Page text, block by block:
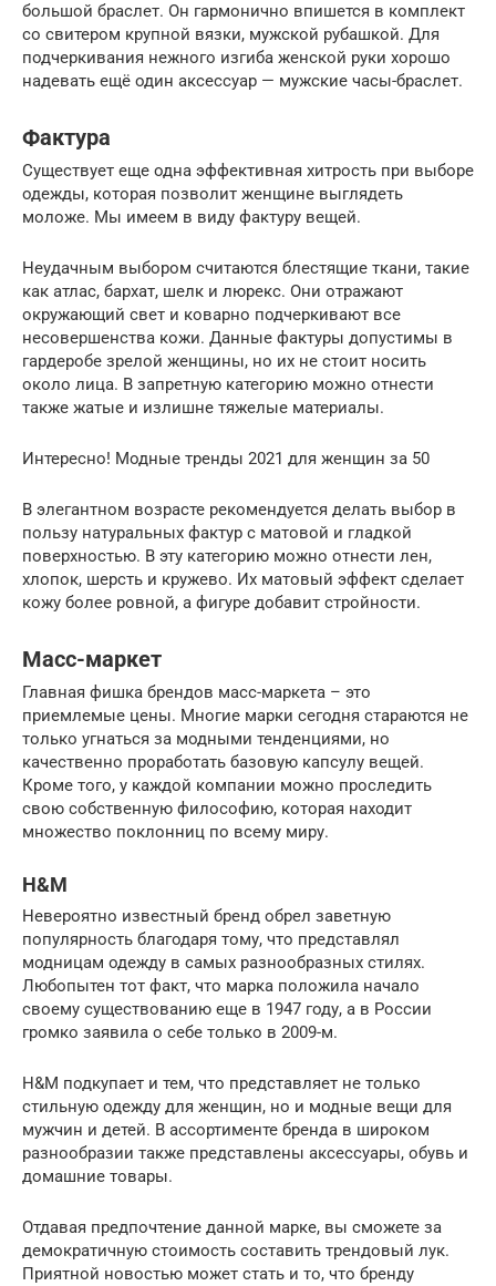
большой браслет. Он гармонично впишется в комплект
со свитером крупной вязки, мужской рубашкой. Для
подчеркивания нежного изгиба женской руки хорошо
надевать ещё один аксессуар — мужские часы-браслет.
Фактура
Существует еще одна эффективная хитрость при выборе
одежды, которая позволит женщине выглядеть
моложе. Мы имеем в виду фактуру вещей.
Неудачным выбором считаются блестящие ткани, такие
как атлас, бархат, шелк и люрекс. Они отражают
окружающий свет и коварно подчеркивают все
несовершенства кожи. Данные фактуры допустимы в
гардеробе зрелой женщины, но их не стоит носить
около лица. В запретную категорию можно отнести
также жатые и излишне тяжелые материалы.
Интересно! Модные тренды 2021 для женщин за 50
В элегантном возрасте рекомендуется делать выбор в
пользу натуральных фактур с матовой и гладкой
поверхностью. В эту категорию можно отнести лен,
хлопок, шерсть и кружево. Их матовый эффект сделает
кожу более ровной, а фигуре добавит стройности.
Масс-маркет
Главная фишка брендов масс-маркета – это
приемлемые цены. Многие марки сегодня стараются не
только угнаться за модными тенденциями, но
качественно проработать базовую капсулу вещей.
Кроме того, у каждой компании можно проследить
свою собственную философию, которая находит
множество поклонниц по всему миру.
H&M
Невероятно известный бренд обрел заветную
популярность благодаря тому, что представлял
модницам одежду в самых разнообразных стилях.
Любопытен тот факт, что марка положила начало
своему существованию еще в 1947 году, а в России
громко заявила о себе только в 2009-м.
H&M подкупает и тем, что представляет не только
стильную одежду для женщин, но и модные вещи для
мужчин и детей. В ассортименте бренда в широком
разнообразии также представлены аксессуары, обувь и
домашние товары.
Отдавая предпочтение данной марке, вы сможете за
демократичную стоимость составить трендовый лук.
Приятной новостью может стать и то, что бренду